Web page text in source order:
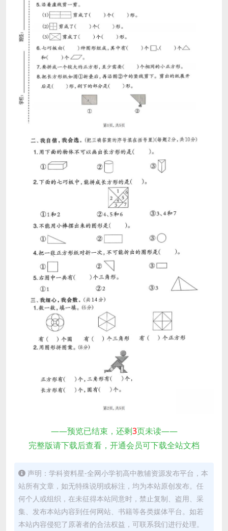
——预览已结束，还剩3页未读——
完整版请下载后查看，开通会员可下载全站文档
声明：学科资料星-全网小学初高中教辅资源发布平台，本
站所有文章，如无特殊说明或标注，均为本站原创发布。任
何个人或组织，在未征得本站同意时，禁止复制、盗用、采
集、发布本站内容到任何网站、书籍等各类媒体平台。如若
本站内容侵犯了原著者的合法权益，可联系我们进行处理。